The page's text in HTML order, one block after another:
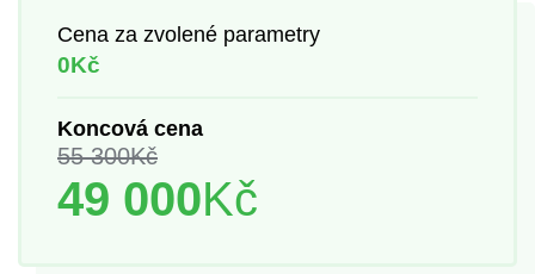
Cena za zvolené parametry
0Kč
Koncová cena
55 300Kč
49 000Kč